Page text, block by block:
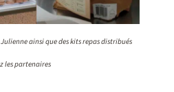
ainsi que des kits repas distribués
les partenaires